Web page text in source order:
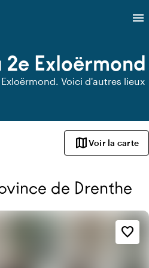
menu
Exloërmond
Voici d'autres lieux
mapVoir la carte
de Drenthe
favorite_border
Ambiance
style
Hôtel chic